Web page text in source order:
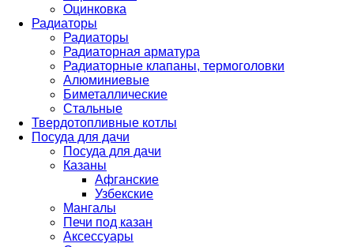
Оцинковка
Радиаторы
Радиаторы
Радиаторная арматура
Радиаторные клапаны, термоголовки
Алюминиевые
Биметаллические
Стальные
Твердотопливные котлы
Посуда для дачи
Посуда для дачи
Казаны
Афганские
Узбекские
Мангалы
Печи под казан
Аксессуары